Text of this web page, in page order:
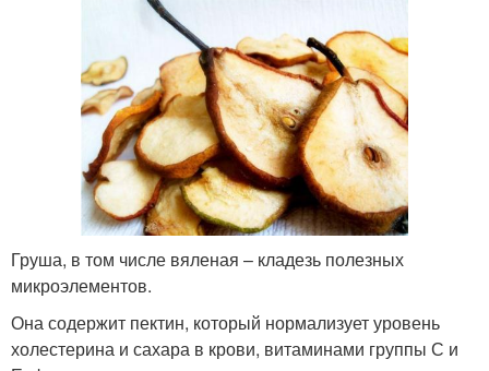
Груша, в том числе вяленая – кладезь полезных
микроэлементов.
Она содержит пектин, который нормализует уровень
холестерина и сахара в крови, витаминами группы С и